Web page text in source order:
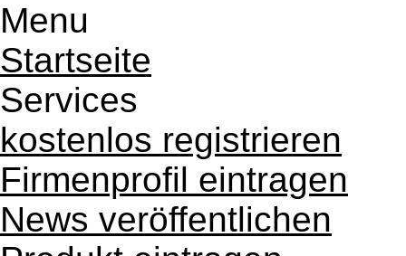
Menu
Startseite
Services
kostenlos registrieren
Firmenprofil eintragen
News veröffentlichen